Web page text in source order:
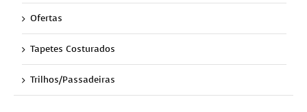
Ofertas
Tapetes Costurados
Trilhos/Passadeiras